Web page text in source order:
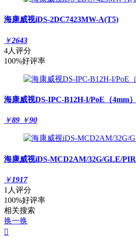
海康威视iDS-2DC7423MW-A(T5)
￥2643
4人评分
100%好评率
海康威视DS-IPC-B12H-I/PoE（4mm）
￥89 ￥90
海康威视iDS-MCD2AM/32G/GLE/PIR
￥1917
1人评分
100%好评率
相关搜索
换一换
